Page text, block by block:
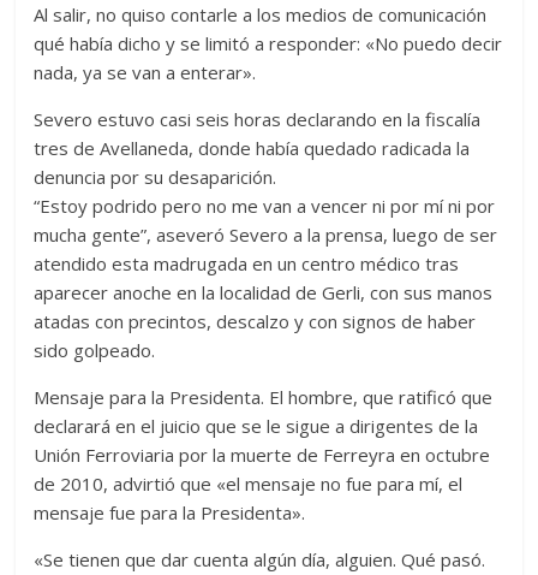
Al salir, no quiso contarle a los medios de comunicación
qué había dicho y se limitó a responder: «No puedo decir
nada, ya se van a enterar».
Severo estuvo casi seis horas declarando en la fiscalía
tres de Avellaneda, donde había quedado radicada la
denuncia por su desaparición.
“Estoy podrido pero no me van a vencer ni por mí ni por
mucha gente”, aseveró Severo a la prensa, luego de ser
atendido esta madrugada en un centro médico tras
aparecer anoche en la localidad de Gerli, con sus manos
atadas con precintos, descalzo y con signos de haber
sido golpeado.
Mensaje para la Presidenta. El hombre, que ratificó que
declarará en el juicio que se le sigue a dirigentes de la
Unión Ferroviaria por la muerte de Ferreyra en octubre
de 2010, advirtió que «el mensaje no fue para mí, el
mensaje fue para la Presidenta».
«Se tienen que dar cuenta algún día, alguien. Qué pasó.